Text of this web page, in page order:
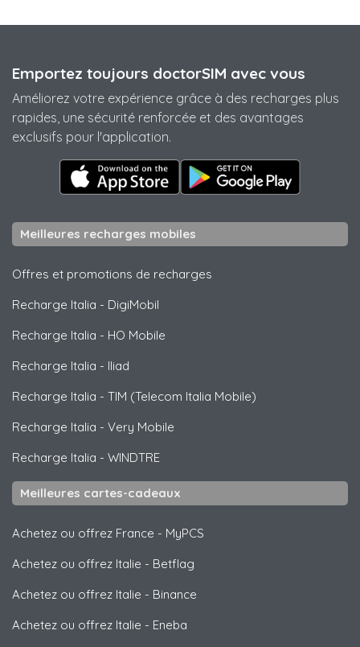
Emportez toujours doctorSIM avec vous
Améliorez votre expérience grâce à des recharges plus
rapides, une sécurité renforcée et des avantages
exclusifs pour l'application.
Meilleures recharges mobiles
Offres et promotions de recharges
Recharge Italia - DigiMobil
Recharge Italia - HO Mobile
Recharge Italia - Iliad
Recharge Italia - TIM (Telecom Italia Mobile)
Recharge Italia - Very Mobile
Recharge Italia - WINDTRE
Meilleures cartes-cadeaux
Achetez ou offrez France - MyPCS
Achetez ou offrez Italie - Betflag
Achetez ou offrez Italie - Binance
Achetez ou offrez Italie - Eneba